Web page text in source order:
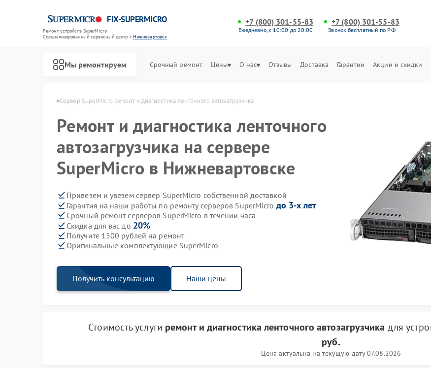
FIX-SUPERMICRO
Ремонт устройств SuperMicro
Специализированный cервисный центр г.Нижневартовск
+7 (800) 301-55-83
Ежедневно, с 10:00 до 20:00
+7 (800) 301-55-83
Звонок бесплатный по РФ
Мы ремонтируем Срочный ремонт Цены О нас Отзывы Доставка Гарантии Акции и скидки
в Нижневартовске Сервер SuperMicro ремонт и диагностика ленточного автозагрузчика
Ремонт и диагностика ленточного
автозагрузчика на сервере
SuperMicro в Нижневартовске
Привезем и увезем сервер SuperMicro собственной доставкой
Гарантия на наши работы по ремонту серверов SuperMicro до 3-х лет
Срочный ремонт серверов SuperMicro в течении часа
Скидка для вас до 20%
Получите 1500 рублей на ремонт
Оригинальные комплектующие SuperMicro
Получить консультацию Наши цены
Стоимость услуги ремонт и диагностика ленточного автозагрузчика для
руб.
Цена актуальна на текущую дату 07.08.2026